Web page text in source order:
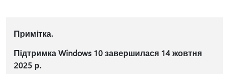
Примітка.
Підтримка Windows 10 завершилася 14 жовтня
2025 р.